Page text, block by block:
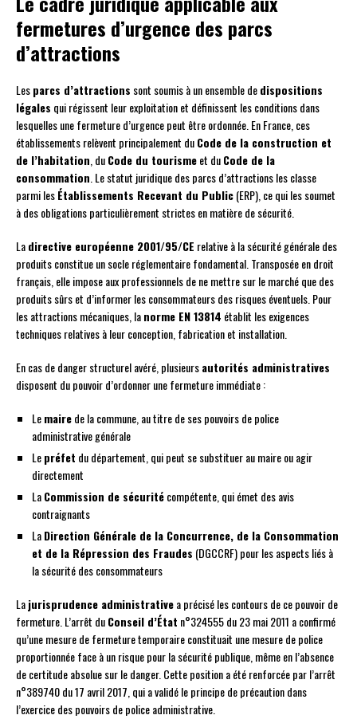
fermetures d’urgence des parcs
d’attractions
Lesparcs d’attractions sont soumis à un ensemble dedispositions
légales qui régissent leur exploitation et définissent les conditions dans
lesquelles une fermeture d’urgence peut être ordonnée. En France, ces
établissements relèvent principalement duCode de la construction et
de l’habitation , duCode du tourismeet duCode de la
consommation . Le statut juridique des parcs d’attractions les classe
parmi lesÉtablissements Recevant du Public(ERP), ce qui les soumet
à des obligations particulièrement strictes en matière de sécurité.
Ladirective européenne 2001/95/CE relative à la sécurité générale des
produits constitue un socle réglementaire fondamental. Transposée en droit
français, elle impose aux professionnels de ne mettre sur le marché que des
produits sûrs et d’informer les consommateurs des risques éventuels. Pour
les attractions mécaniques, lanorme EN 13814 établit les exigences
techniques relatives à leur conception, fabrication et installation.
En cas de danger structurel avéré, plusieursautorités administratives
disposent du pouvoir d’ordonner une fermeture immédiate :
Lemairede la commune, au titre de ses pouvoirs de police
administrative générale
Lepréfet du département, qui peut se substituer au maire ou agir
directement
LaCommission de sécuritécompétente, qui émet des avis
contraignants
LaDirection Générale de la Concurrence, de la Consommation
et de la Répression des Fraudes (DGCCRF) pour les aspects liés à
la sécurité des consommateurs
Lajurisprudence administrativea précisé les contours de ce pouvoir de
fermeture. L’arrêt duConseil d’État n°324555 du 23 mai 2011 a confirmé
qu’une mesure de fermeture temporaire constituait une mesure de police
proportionnée face à un risque pour la sécurité publique, même en l’absence
de certitude absolue sur le danger. Cette position a été renforcée par l’arrêt
n°389740 du 17 avril 2017, qui a validé le principe de précaution dans
l’exercice des pouvoirs de police administrative.